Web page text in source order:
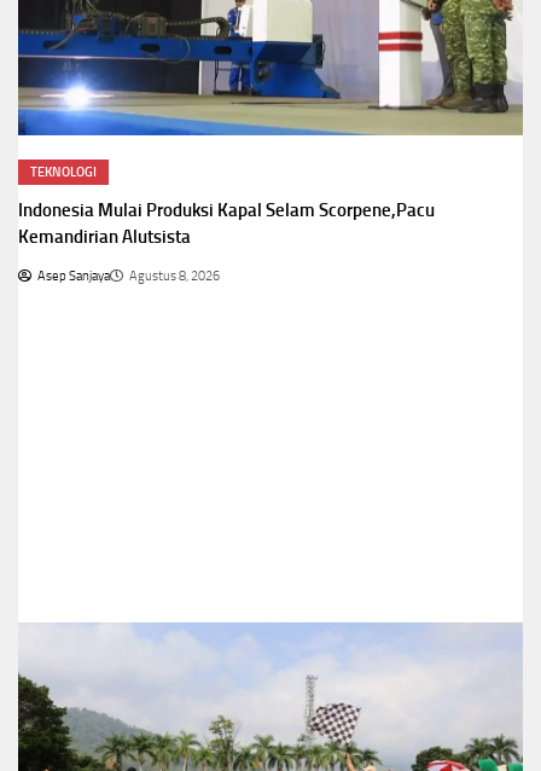
TEKNOLOGI
Indonesia Mulai Produksi Kapal Selam Scorpene,Pacu
Kemandirian Alutsista
Asep Sanjaya Agustus 8, 2026